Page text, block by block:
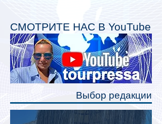
планируется начать в 2027 году.
Одним из главных нововведений
станут индивидуальные шторки у
каждого спального места. Они
позволят пассажирам закрыть свою
полку во время сна или отдыха,
СМОТРИТЕ НАС В YouTube
Выбор редакции